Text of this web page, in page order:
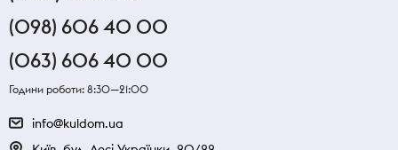
(098) 606 40 00
(063) 606 40 00
Години роботи: 8:30—21:00
info@kuldom.ua